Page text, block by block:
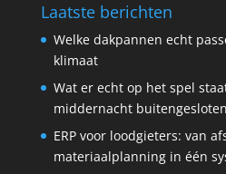
Laatste berichten
Welke dakpannen echt
klimaat
Wat er echt op het spel
middernacht
ERP voor loodgieters: van
materiaalplanning in één